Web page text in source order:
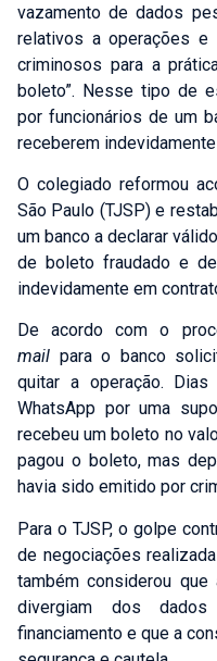
vazamento de dados
relativos a operações e
criminosos para a
boleto”. Nesse tipo de
por funcionários de um
receberem
O colegiado reformou
São Paulo (TJSP) e
um banco a declarar
de boleto fraudado e
indevidamente em
De acordo com o
mail para o banco
quitar a operação.
WhatsApp por uma
recebeu um boleto no
pagou o boleto, mas
havia sido emitido por
Para o TJSP, o golpe
de negociações
também considerou
divergiam dos
financiamento e que a